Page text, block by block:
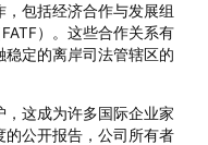
包括经济合作与发展组
）。这些合作关系有
定的离岸司法管辖区的
这成为许多国际企业家
的公开报告，公司所有者